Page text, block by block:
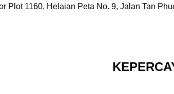
Plot 1160, Helaian Peta No. 9, Jalan Tan